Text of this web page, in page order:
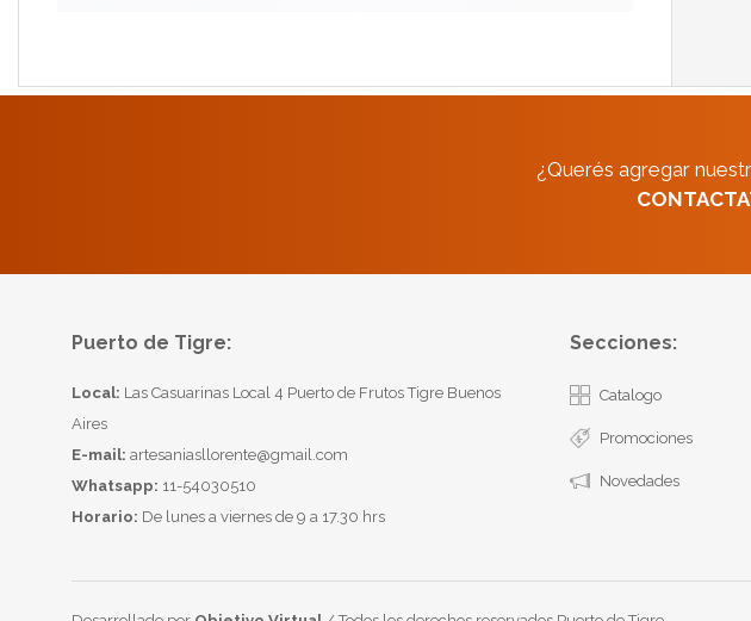
¿Querés agregar
Puerto de Tigre:
Local: Las Casuarinas Local 4 Puerto de Frutos Tigre Buenos
Aires
E-mail: artesaniasllorente@gmail.com
Whatsapp: 11-54030510
Horario: De lunes a viernes de 9 a 17.30 hrs
Secciones:
Catalogo
Promociones
Novedades